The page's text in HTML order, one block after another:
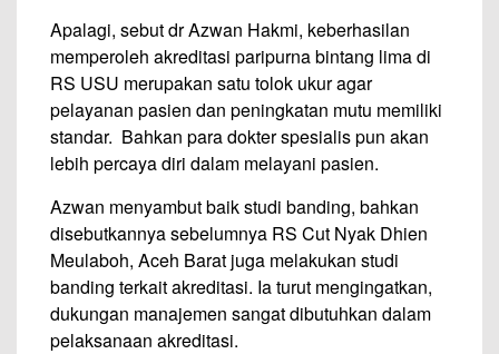
Apalagi, sebut dr Azwan Hakmi, keberhasilan
memperoleh akreditasi paripurna bintang lima di
RS USU merupakan satu tolok ukur agar
pelayanan pasien dan peningkatan mutu memiliki
standar. Bahkan para dokter spesialis pun akan
lebih percaya diri dalam melayani pasien.
Azwan menyambut baik studi banding, bahkan
disebutkannya sebelumnya RS Cut Nyak Dhien
Meulaboh, Aceh Barat juga melakukan studi
banding terkait akreditasi. Ia turut mengingatkan,
dukungan manajemen sangat dibutuhkan dalam
pelaksanaan akreditasi.